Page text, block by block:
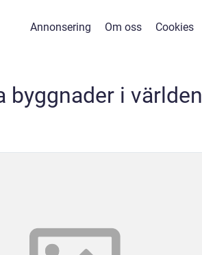
Annonsering Om oss Cookies
byggnader i världen